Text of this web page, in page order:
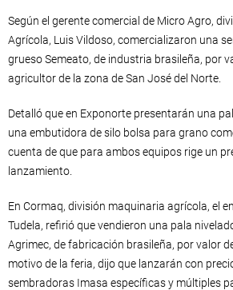
Según el gerente comercial de Micro Agro,
Agrícola, Luis Vildoso, comercializaron una
grueso Semeato, de industria brasileña, por
agricultor de la zona de San José del Norte.
Detalló que en Exponorte presentarán una
una embutidora de silo bolsa para grano
cuenta de que para ambos equipos rige un
lanzamiento.
En Cormaq, división maquinaria agrícola, el
Tudela, refirió que vendieron una pala
Agrimec, de fabricación brasileña, por valor
motivo de la feria, dijo que lanzarán con
sembradoras Imasa específicas y múltiples